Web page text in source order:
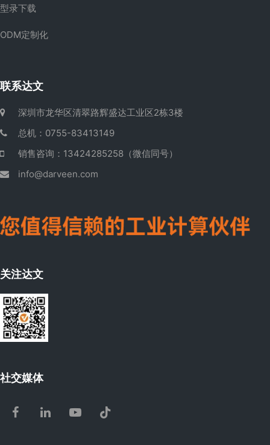
型录下载
ODM定制化
联系达文
深圳市龙华区清翠路辉盛达工业区2栋3楼
总机：0755-83413149
销售咨询：13424285258（微信同号）
info@darveen.com
关注达文
社交媒体
Facebook
LinkedInYoutubeTiktok